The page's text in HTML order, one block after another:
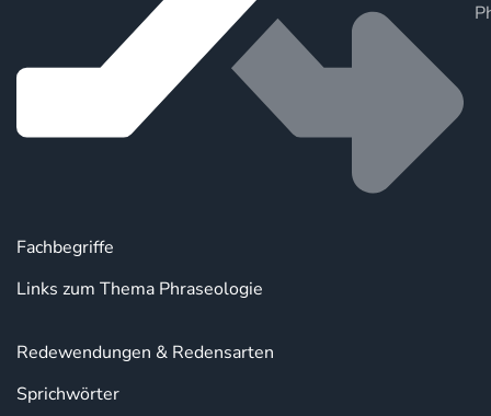
Fachbegriffe
Links zum Thema Phraseologie
Redewendungen & Redensarten
Sprichwörter